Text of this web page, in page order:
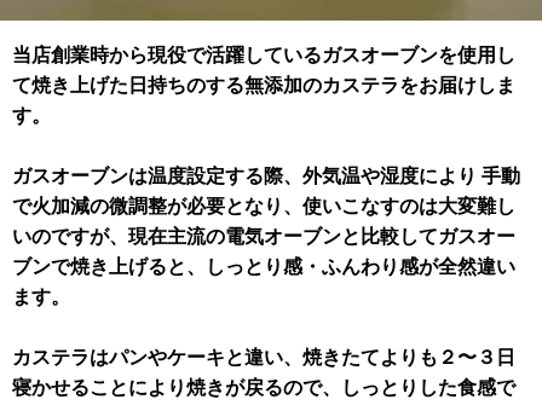
当店創業時から現役で活躍しているガスオーブンを使用し
て焼き上げた日持ちのする無添加のカステラをお届けしま
す。
ガスオーブンは温度設定する際、外気温や湿度により 手動
で火加減の微調整が必要となり、使いこなすのは大変難し
いのですが、現在主流の電気オーブンと比較してガスオー
ブンで焼き上げると、しっとり感・ふんわり感が全然違い
ます。
カステラはパンやケーキと違い、焼きたてよりも２〜３日
寝かせることにより焼きが戻るので、しっとりした食感で